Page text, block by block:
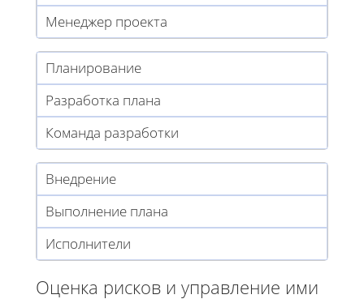
Менеджер проекта
Планирование
Разработка плана
Команда разработки
Внедрение
Выполнение плана
Исполнители
Оценка рисков и управление ими